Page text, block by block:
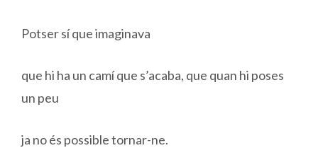
Potser sí que imaginava
que hi ha un camí que s’acaba, que quan hi poses
un peu
ja no és possible tornar-ne.